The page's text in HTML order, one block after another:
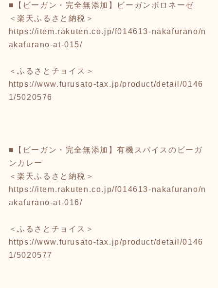
■【ビーガン・完全無添加】ビーガンボロネーゼ
＜楽天ふるさと納税＞
https://item.rakuten.co.jp/f014613-nakafurano/n
akafurano-at-015/
＜ふるさとチョイス＞
https://www.furusato-tax.jp/product/detail/0146
1/5020576
■【ビーガン・完全無添加】有機スパイスのビーガ
ンカレー
＜楽天ふるさと納税＞
https://item.rakuten.co.jp/f014613-nakafurano/n
akafurano-at-016/
＜ふるさとチョイス＞
https://www.furusato-tax.jp/product/detail/0146
1/5020577